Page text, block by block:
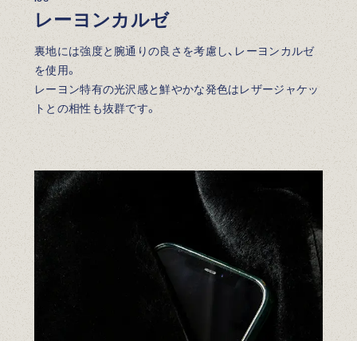
レーヨンカルゼ
裏地には強度と腕通りの良さを考慮し、レーヨンカルゼ
を使用。
レーヨン特有の光沢感と鮮やかな発色はレザージャケッ
トとの相性も抜群です。